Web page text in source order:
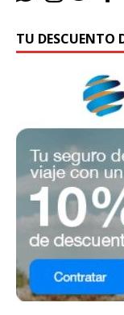
TU DESCUENTO